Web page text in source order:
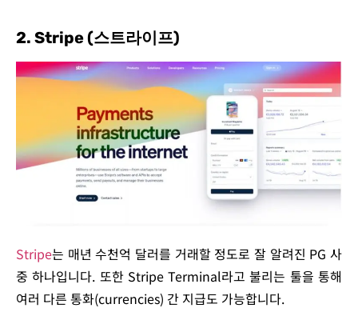
2. Stripe (스트라이프)
Stripe는 매년 수천억 달러를 거래할 정도로 잘 알려진 PG 사
중 하나입니다. 또한 Stripe Terminal라고 불리는 툴을 통해
여러 다른 통화(currencies) 간 지급도 가능합니다.